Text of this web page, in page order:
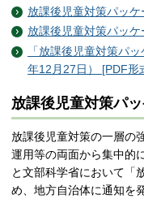
放課後児童対策パッ
放課後児童対策パッ
「放課後児童対策パ
年12月27日） [PDF形
放課後児童対策パ
放課後児童対策の一層の
運用等の両面から集中的
と文部科学省において「
め、地方自治体に通知を